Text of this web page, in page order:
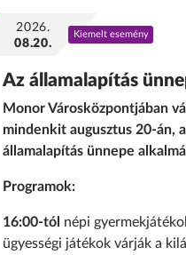
2026.
08.20.
Kiemelt esemény
Az államalapítás
Monor Városközpontjában
mindenkit augusztus 20-án,
államalapítás ünnepe
Programok:
16:00-tól népi
ügyességi játékok várják a